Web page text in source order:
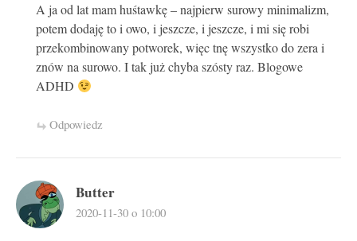
A ja od lat mam huśtawkę – najpierw surowy minimalizm,
potem dodaję to i owo, i jeszcze, i jeszcze, i mi się robi
przekombinowany potworek, więc tnę wszystko do zera i
znów na surowo. I tak już chyba szósty raz. Blogowe
ADHD
Odpowiedz
Butter
2020-11-30 o 10:00